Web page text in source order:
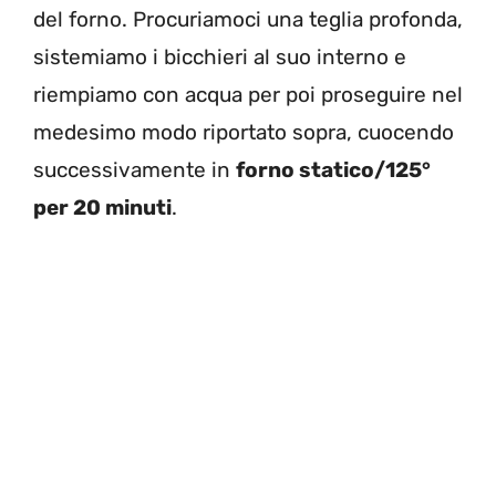
del forno. Procuriamoci una teglia profonda,
sistemiamo i bicchieri al suo interno e
riempiamo con acqua per poi proseguire nel
medesimo modo riportato sopra, cuocendo
successivamente in forno statico/125°
per 20 minuti.